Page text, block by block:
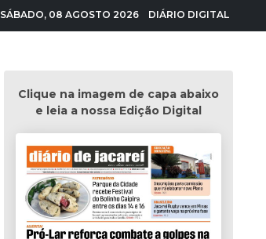
SÁBADO, 08 AGOSTO 2026 DIÁRIO DIGITAL
Clique na imagem de capa abaixo
e leia a nossa Edição Digital